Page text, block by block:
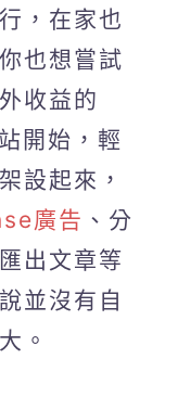
，在家也
也想嘗試
收益的
開始，輕
設起來，
廣告 、分
出文章等
並沒有自
。